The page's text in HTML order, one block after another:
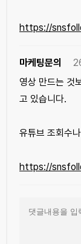
https://
마케팅문의
영상 만드는 것
고 있습니다.
유튜브 조회수
https://